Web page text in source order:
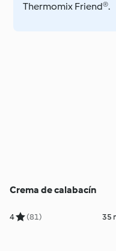
Thermomix Friend®.
Crema de calabacín
4 (81) 35